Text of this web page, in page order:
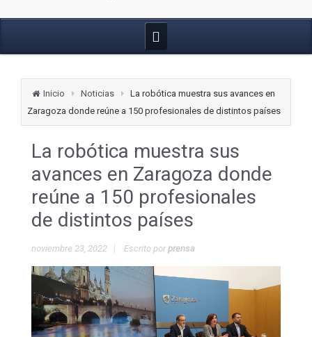
Inicio Noticias
La robótica muestra sus avances en
Zaragoza donde reúne a 150 profesionales de distintos países
La robótica muestra sus
avances en Zaragoza donde
reúne a 150 profesionales
de distintos países
noviembre 23, 2022 Escrito porprensa